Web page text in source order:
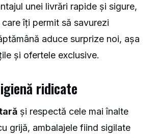
unei livrări rapide și sigure,
îți permit să savurezi
aduce surprize noi, așa
și ofertele exclusive.
ridicate
și respectă cele mai înalte
grijă, ambalajele fiind sigilate